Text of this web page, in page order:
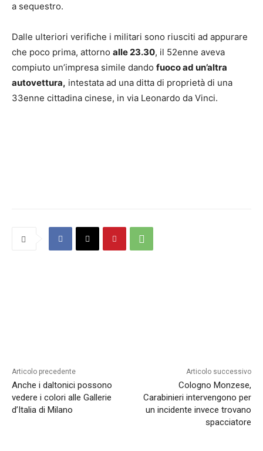
a sequestro.
Dalle ulteriori verifiche i militari sono riusciti ad appurare
che poco prima, attorno alle 23.30, il 52enne aveva
compiuto un’impresa simile dando fuoco ad un’altra
autovettura, intestata ad una ditta di proprietà di una
33enne cittadina cinese, in via Leonardo da Vinci.
Articolo precedente
Anche i daltonici possono
vedere i colori alle Gallerie
d’Italia di Milano
Articolo successivo
Cologno Monzese,
Carabinieri intervengono per
un incidente invece trovano
spacciatore